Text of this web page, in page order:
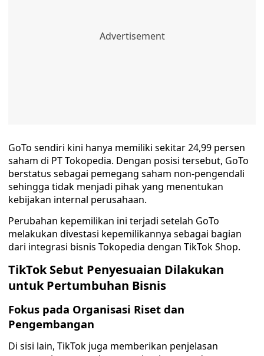
GoTo sendiri kini hanya memiliki sekitar 24,99 persen
saham di PT Tokopedia. Dengan posisi tersebut, GoTo
berstatus sebagai pemegang saham non-pengendali
sehingga tidak menjadi pihak yang menentukan
kebijakan internal perusahaan.
Perubahan kepemilikan ini terjadi setelah GoTo
melakukan divestasi kepemilikannya sebagai bagian
dari integrasi bisnis Tokopedia dengan TikTok Shop.
TikTok Sebut Penyesuaian Dilakukan
untuk Pertumbuhan Bisnis
Fokus pada Organisasi Riset dan
Pengembangan
Di sisi lain, TikTok juga memberikan penjelasan